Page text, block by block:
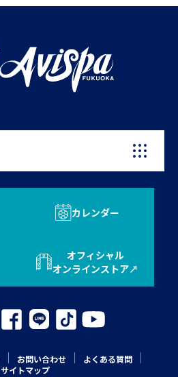
カレンダー
オフィシャル
オンラインストア
お問い合わせ
よくある質問
サイトマップ